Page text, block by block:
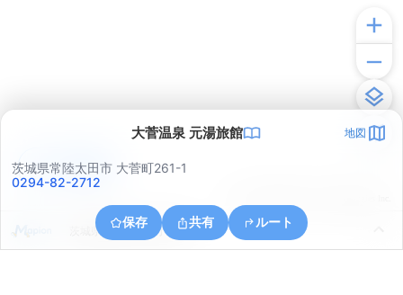
大菅温泉 元湯旅館 地図
茨城県常陸太田市 大菅町261-1
0294-82-2712
保存 共有 ルート
茨城県常陸太田市小菅町
アプリで見る